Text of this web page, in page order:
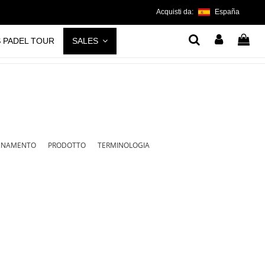
Acquisti da: España
PADEL TOUR SALES
PRODOTTO TERMINOLOGIA